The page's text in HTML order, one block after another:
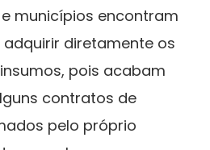
municípios encontram
diretamente os
pois acabam
contratos de
pelo próprio